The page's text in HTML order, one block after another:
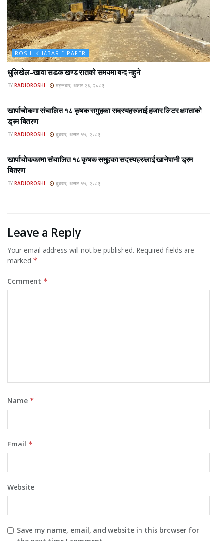
ROSHI KHABAR E-PAPER
धुलिखेल–खावा सडक खण्ड रातको समयमा बन्द नहुने
BY RADIOROSHI मङ्लबार, असार २३, २०८३
खार्पाचोकमा संचालित १८ कृषक समुहका सदस्यहरुलाई हजार लिटर क्षमताको
ड्रम बितरण
BY RADIOROSHI बुधबार, असार १७, २०८३
खार्पाचोककामा संचालित १८ कृषक समुहका सदस्यहरुलाई खानेपानी ड्रम
बितरण
BY RADIOROSHI बुधबार, असार १७, २०८३
Leave a Reply
Your email address will not be published. Required fields are
marked *
Comment *
Name *
Email *
Website
Save my name, email, and website in this browser for